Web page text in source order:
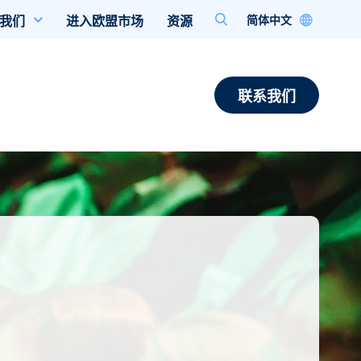
们 进入欧盟市场 资源 简体中文
联系我们